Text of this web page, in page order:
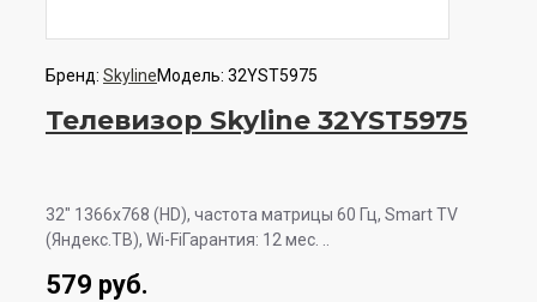
Бренд: SkylineМодель: 32YST5975
Телевизор Skyline 32YST5975
32" 1366x768 (HD), частота матрицы 60 Гц, Smart TV
(Яндекс.ТВ), Wi-FiГарантия: 12 мес. ..
579 руб.